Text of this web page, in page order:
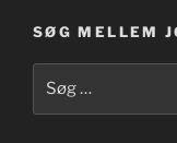
SØG MELLEM
efter: